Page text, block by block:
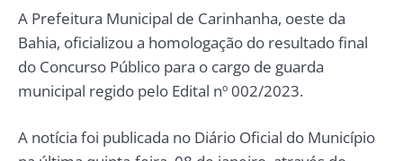
A Prefeitura Municipal de Carinhanha, oeste da
Bahia, oficializou a homologação do resultado final
do Concurso Público para o cargo de guarda
municipal regido pelo Edital nº 002/2023.
A notícia foi publicada no Diário Oficial do Município